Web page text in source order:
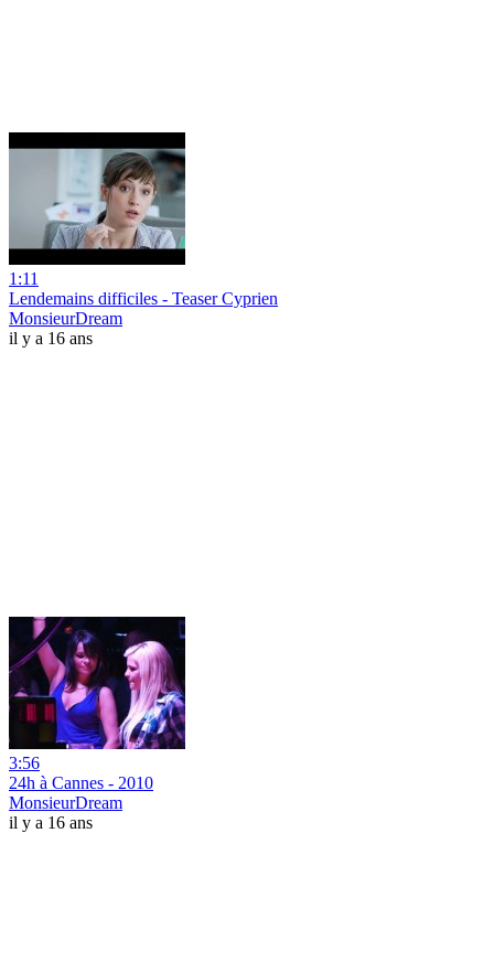
1:11
Lendemains difficiles - Teaser Cyprien
MonsieurDream
il y a 16 ans
3:56
24h à Cannes - 2010
MonsieurDream
il y a 16 ans